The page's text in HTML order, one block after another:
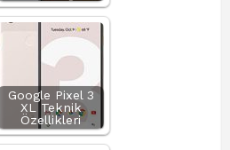
Google Pixel 3
XL Teknik
Özellikleri